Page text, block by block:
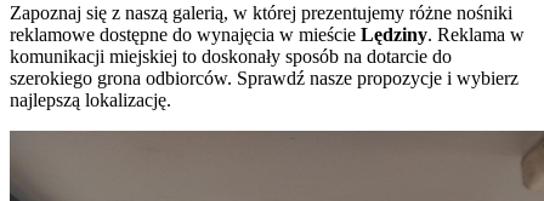
Zapoznaj się z naszą galerią, w której prezentujemy różne nośniki
reklamowe dostępne do wynajęcia w mieście Lędziny. Reklama w
komunikacji miejskiej to doskonały sposób na dotarcie do
szerokiego grona odbiorców. Sprawdź nasze propozycje i wybierz
najlepszą lokalizację.